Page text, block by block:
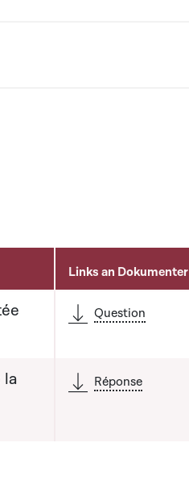
Links an Dokumenter
Question
la
Réponse